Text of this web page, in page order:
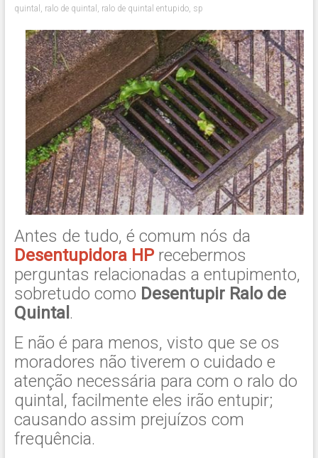
quintal , ralo de quintal , ralo de quintal entupido, sp
Antes de tudo, é comum nós da
Desentupidora HPrecebermos
perguntas relacionadas a entupimento,
sobretudo como Desentupir Ralo de
Quintal .
E não é para menos, visto que se os
moradores não tiverem o cuidado e
atenção necessária para com o ralo do
quintal, facilmente eles irão entupir;
causando assim prejuízos com
frequência.